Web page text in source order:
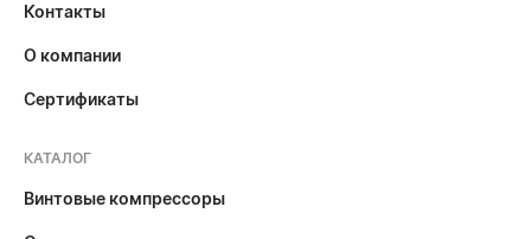
Контакты
О компании
Сертификаты
КАТАЛОГ
Винтовые компрессоры